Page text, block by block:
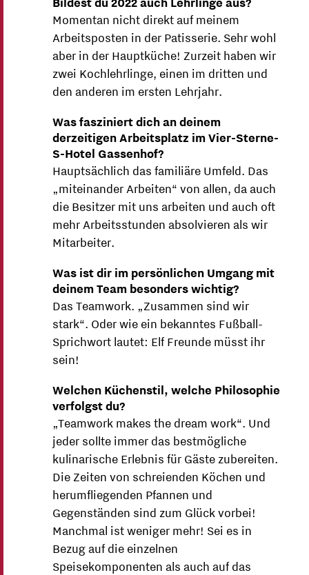
Momentan nicht direkt auf meinem
Arbeitsposten in der Patisserie. Sehr wohl
aber in der Hauptküche! Zurzeit haben wir
zwei Kochlehrlinge, einen im dritten und
den anderen im ersten Lehrjahr.
Was fasziniert dich an deinem
derzeitigen Arbeitsplatz im Vier-Sterne-
S-Hotel Gassenhof?
Hauptsächlich das familiäre Umfeld. Das
„miteinander Arbeiten“ von allen, da auch
die Besitzer mit uns arbeiten und auch oft
mehr Arbeitsstunden absolvieren als wir
Mitarbeiter.
Was ist dir im persönlichen Umgang mit
deinem Team besonders wichtig?
Das Teamwork. „Zusammen sind wir
stark“. Oder wie ein bekanntes Fußball-
Sprichwort lautet: Elf Freunde müsst ihr
sein!
Welchen Küchenstil, welche Philosophie
verfolgst du?
„Teamwork makes the dream work“. Und
jeder sollte immer das bestmögliche
kulinarische Erlebnis für Gäste zubereiten.
Die Zeiten von schreienden Köchen und
herumfliegenden Pfannen und
Gegenständen sind zum Glück vorbei!
Manchmal ist weniger mehr! Sei es in
Bezug auf die einzelnen
Speisekomponenten als auch auf das